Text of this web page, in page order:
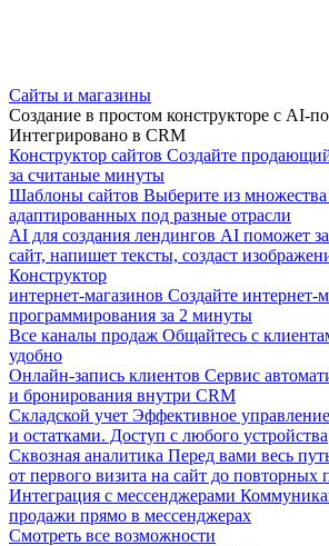
Сайты и магазины
Создание в простом конструкторе с AI-
Интегрировано в CRM
Конструктор сайтов Создайте
за считаные минуты
Шаблоны сайтов Выберите из
адаптированных под разные отрасли
AI для создания лендингов AI поможет
сайт, напишет тексты, создаст
Конструктор
интернет-магазинов Создайте интернет-
программирования за 2 минуты
Все каналы продаж Общайтесь с
удобно
Онлайн-запись клиентов Сервис
и бронирования внутри CRM
Складской учет Эффективное
и остатками. Доступ с любого устройства
Сквозная аналитика Перед вами весь
от первого визита на сайт до повторных
Интеграция с мессенджерами
продажи прямо в мессенджерах
Смотреть все возможности